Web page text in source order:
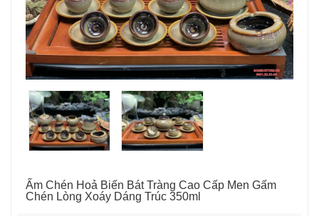
Ấm Chén Hoả Biến Bát Tràng Cao Cấp Men Gấm
Chén Lòng Xoáy Dáng Trúc 350ml